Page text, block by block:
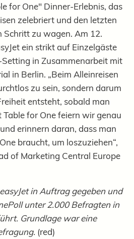
for One" Dinner-Erlebnis, das
zelebriert und den letzten
Schritt zu wagen. Am 12.
ein strikt auf Einzelgäste
in Zusammenarbeit mit
in Berlin. „Beim Alleinreisen
zu sein, sondern darum
entsteht, sobald man
for One feiern wir genau
erinnern daran, dass man
braucht, um loszuziehen“,
of Marketing Central Europe
in Auftrag gegeben und
unter 2.000 Befragten in
Grundlage war eine
(red)